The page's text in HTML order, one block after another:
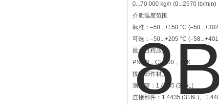
0...70 000 kg/h (0...2570 lb/min)
介质温度范围
标准：–50...+150 °C (–58...+302
可选：–50...+205 °C (–58...+401
最大过程压力
PN 63，Cl. 300，40K
接液部件材质
测量管：1.4435 (316L)
连接部件：1.4435 (316L)、